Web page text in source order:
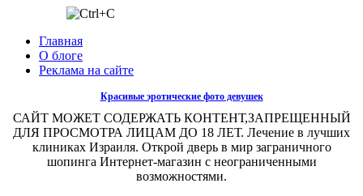
Главная
О блоге
Реклама на сайте
Красивые эротические фото девушек
САЙТ МОЖЕТ СОДЕРЖАТЬ КОНТЕНТ,ЗАПРЕЩЕННЫЙ
ДЛЯ ПРОСМОТРА ЛИЦАМ ДО 18 ЛЕТ. Лечение в лучших
клиниках Израиля. Открой дверь в мир заграничного
шопинга Интернет-магазин с неограниченными
возможностями.